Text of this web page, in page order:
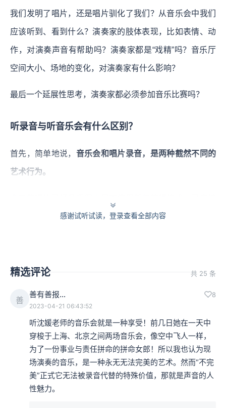
我们发明了唱片，还是唱片驯化了我们？从音乐会中我们
应该听到、看到什么？演奏家的肢体表现，比如表情、动
作，对演奏声音有帮助吗？演奏家都是“戏精”吗？音乐厅
空间大小、场地的变化，对演奏家有什么影响？
最后一个延展性思考，演奏家都必须参加音乐比赛吗？
听录音与听音乐会有什么区别？
首先，简单地说， 音乐会和唱片录音，是两种截然不同的
艺术行为。
巧、混响与空间感调整等等技术手段。演唱家的音准可以
风，之后再将所有的轨道合并在一起， 一种现实中不存在
的声场如同“神之视角”一般被捏合而成。
感谢试听试读，登录查看全部内容
精选评论 共 25 条
善
善有善报… 8
2023-04-21 06:43:52
听沈媛老师的音乐会就是一种享受！前几日她在一天中
穿梭于上海、北京之间两场音乐会，像空中飞人一样，
为了一份事业与责任拼命的拼命女郎！所以我也认为现
场演奏的音乐，是一种永无无法完美的艺术。然而“不完
美”正式它无法被录音代替的特殊价值，那就是声音的人
性魅力。